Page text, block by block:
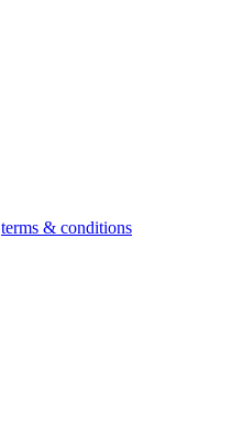
terms & conditions